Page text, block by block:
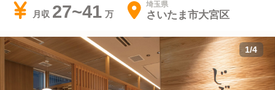
月収 27~41 埼玉県
さいたま市大宮区
1/4